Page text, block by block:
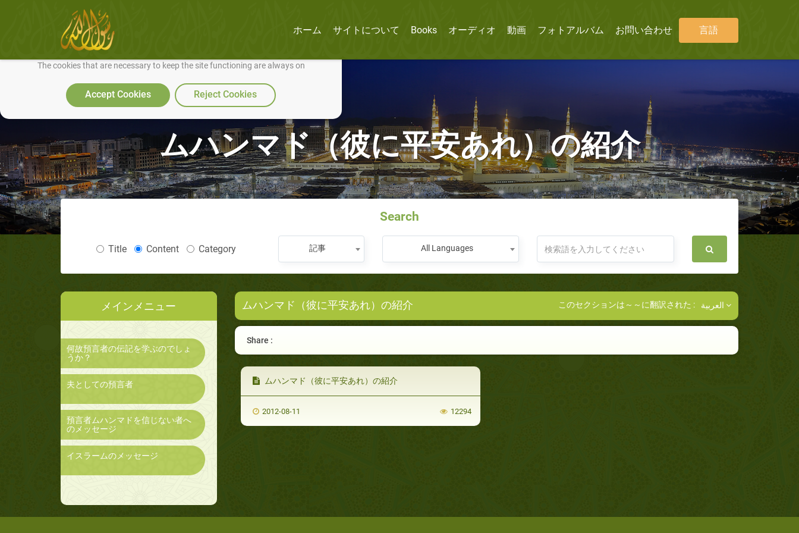
We use cookies to make our site work well for you and so we can continually improve it.
The cookies that are necessary to keep the site functioning are always on
Accept Cookies Reject Cookies
ホーム サイトについて Books オーディオ 動画 フォトアルバム お問い合わせ 言語
ムハンマド（彼に平安あれ）の紹介
Search
Title Content Category 記事 All Languages
メインメニュー
何故預言者の伝記を学ぶのでしょ
うか？
夫としての預言者
預言者ムハンマドを信じない者へ
のメッセージ
イスラームのメッセージ
ムハンマド（彼に平安あれ）の紹介 このセクションは～～に翻訳された :
Share :
ムハンマド（彼に平安あれ）の紹介
2012-08-11 12294